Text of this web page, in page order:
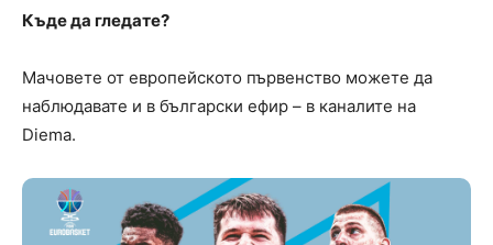
Къде да гледате?
Мачовете от европейското първенство можете да
наблюдавате и в български ефир – в каналите на
Diema.